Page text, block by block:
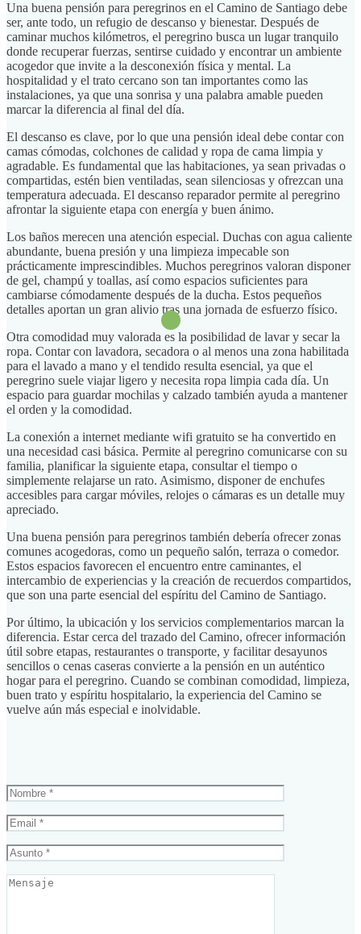
Una buena pensión para peregrinos en el Camino de Santiago debe
ser, ante todo, un refugio de descanso y bienestar. Después de
caminar muchos kilómetros, el peregrino busca un lugar tranquilo
donde recuperar fuerzas, sentirse cuidado y encontrar un ambiente
acogedor que invite a la desconexión física y mental. La
hospitalidad y el trato cercano son tan importantes como las
instalaciones, ya que una sonrisa y una palabra amable pueden
marcar la diferencia al final del día.
El descanso es clave, por lo que una pensión ideal debe contar con
camas cómodas, colchones de calidad y ropa de cama limpia y
agradable. Es fundamental que las habitaciones, ya sean privadas o
compartidas, estén bien ventiladas, sean silenciosas y ofrezcan una
temperatura adecuada. El descanso reparador permite al peregrino
afrontar la siguiente etapa con energía y buen ánimo.
Los baños merecen una atención especial. Duchas con agua caliente
abundante, buena presión y una limpieza impecable son
prácticamente imprescindibles. Muchos peregrinos valoran disponer
de gel, champú y toallas, así como espacios suficientes para
cambiarse cómodamente después de la ducha. Estos pequeños
detalles aportan un gran alivio tras una jornada de esfuerzo físico.
Otra comodidad muy valorada es la posibilidad de lavar y secar la
ropa. Contar con lavadora, secadora o al menos una zona habilitada
para el lavado a mano y el tendido resulta esencial, ya que el
peregrino suele viajar ligero y necesita ropa limpia cada día. Un
espacio para guardar mochilas y calzado también ayuda a mantener
el orden y la comodidad.
La conexión a internet mediante wifi gratuito se ha convertido en
una necesidad casi básica. Permite al peregrino comunicarse con su
familia, planificar la siguiente etapa, consultar el tiempo o
simplemente relajarse un rato. Asimismo, disponer de enchufes
accesibles para cargar móviles, relojes o cámaras es un detalle muy
apreciado.
Una buena pensión para peregrinos también debería ofrecer zonas
comunes acogedoras, como un pequeño salón, terraza o comedor.
Estos espacios favorecen el encuentro entre caminantes, el
intercambio de experiencias y la creación de recuerdos compartidos,
que son una parte esencial del espíritu del Camino de Santiago.
Por último, la ubicación y los servicios complementarios marcan la
diferencia. Estar cerca del trazado del Camino, ofrecer información
útil sobre etapas, restaurantes o transporte, y facilitar desayunos
sencillos o cenas caseras convierte a la pensión en un auténtico
hogar para el peregrino. Cuando se combinan comodidad, limpieza,
buen trato y espíritu hospitalario, la experiencia del Camino se
vuelve aún más especial e inolvidable.